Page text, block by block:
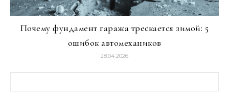
Почему фундамент гаража трескается зимой: 5
ошибок автомехаников
28.04.2026